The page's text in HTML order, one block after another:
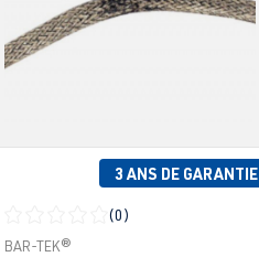
3 ANS DE GARANTIE
Note moyenne de 0 sur 5 étoiles
(0)
BAR-TEK®